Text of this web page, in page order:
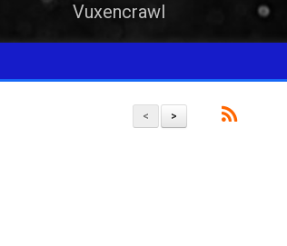
Vuxencrawl
>
<